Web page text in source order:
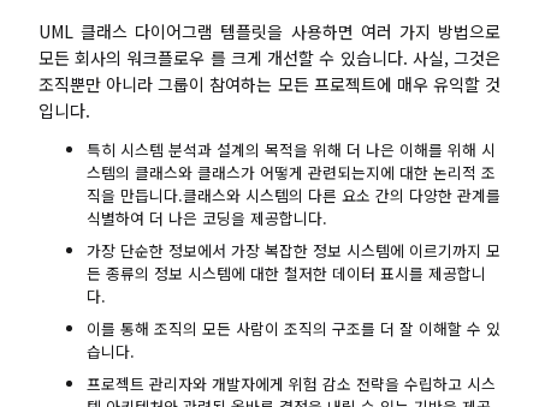
UML 클래스 다이어그램 템플릿을 사용하면 여러 가지 방법으로
모든 회사의 워크플로우 를 크게 개선할 수 있습니다. 사실, 그것은
조직뿐만 아니라 그룹이 참여하는 모든 프로젝트에 매우 유익할 것
입니다.
특히 시스템 분석과 설계의 목적을 위해 더 나은 이해를 위해 시
스템의 클래스와 클래스가 어떻게 관련되는지에 대한 논리적 조
직을 만듭니다.클래스와 시스템의 다른 요소 간의 다양한 관계를
식별하여 더 나은 코딩을 제공합니다.
가장 단순한 정보에서 가장 복잡한 정보 시스템에 이르기까지 모
든 종류의 정보 시스템에 대한 철저한 데이터 표시를 제공합니
다.
이를 통해 조직의 모든 사람이 조직의 구조를 더 잘 이해할 수 있
습니다.
프로젝트 관리자와 개발자에게 위험 감소 전략을 수립하고 시스